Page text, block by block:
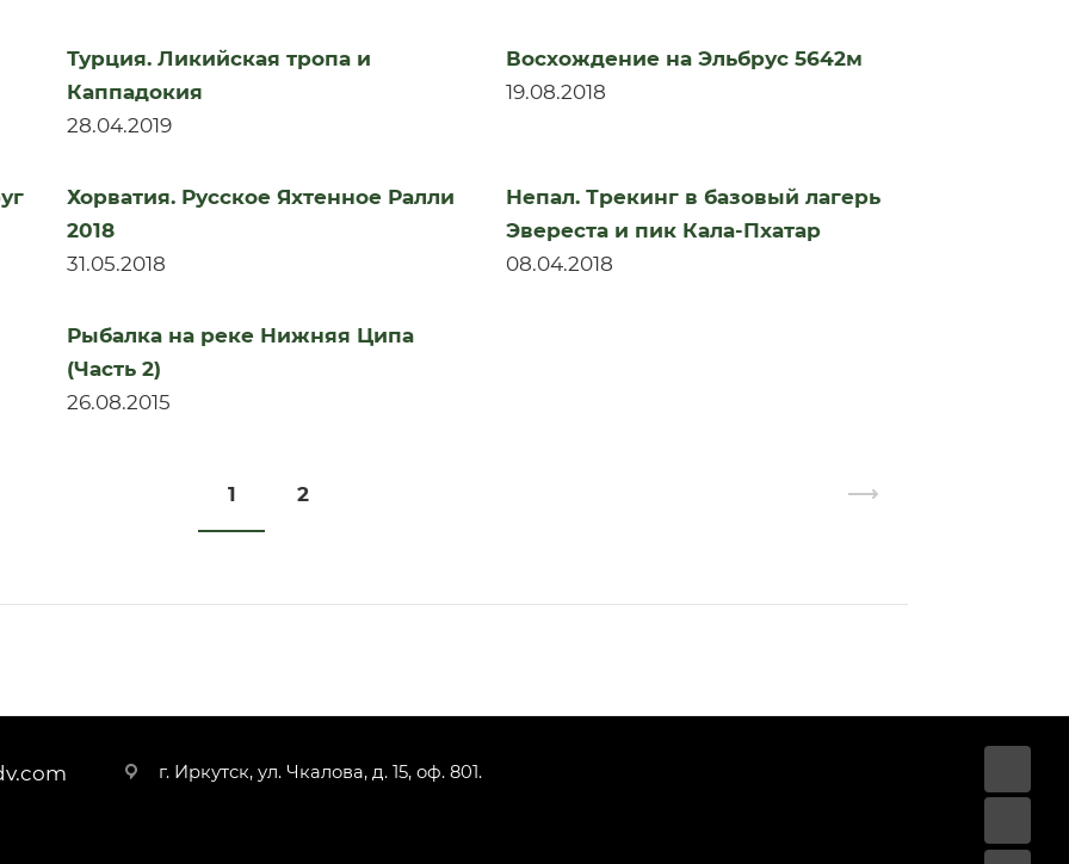
28.04.2019
Турция. Ликийская тропа и
Каппадокия
19.08.2018
Восхождение на Эльбрус 5642м
31.05.2018
Хорватия. Русское Яхтенное Ралли
2018
08.04.2018
Непал. Трекинг в базовый лагерь
Эвереста и пик Кала-Пхатар
26.08.2015
Рыбалка на реке Нижняя Ципа
(Часть 2)
1 2
г. Иркутск, ул. Чкалова, д. 15, оф. 801.